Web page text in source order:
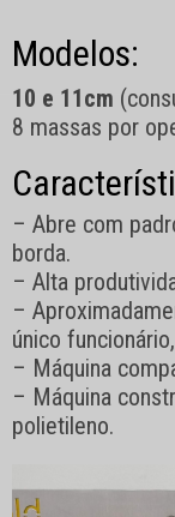
Modelos:
10 e 11cm
8 massas por
– Abre com
borda.
– Alta
–
único
– Máquina
– Máquina
polietileno.